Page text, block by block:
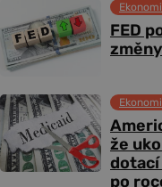
FED
že
dotací
po